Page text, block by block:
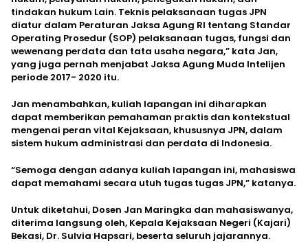
tindakan hukum Lain. Teknis pelaksanaan tugas JPN
diatur dalam Peraturan Jaksa Agung RI tentang Standar
Operating Prosedur (SOP) pelaksanaan tugas, fungsi dan
wewenang perdata dan tata usaha negara,” kata Jan,
yang juga pernah menjabat Jaksa Agung Muda Intelijen
periode 2017- 2020 itu.
Jan menambahkan, kuliah lapangan ini diharapkan
dapat memberikan pemahaman praktis dan kontekstual
mengenai peran vital Kejaksaan, khususnya JPN, dalam
sistem hukum administrasi dan perdata di Indonesia.
“Semoga dengan adanya kuliah lapangan ini, mahasiswa
dapat memahami secara utuh tugas tugas JPN,” katanya.
Untuk diketahui, Dosen Jan Maringka dan mahasiswanya,
diterima langsung oleh, Kepala Kejaksaan Negeri (Kajari)
Bekasi, Dr. Sulvia Hapsari, beserta seluruh jajarannya.